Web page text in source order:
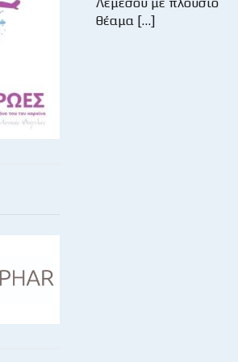
θέαμα […]